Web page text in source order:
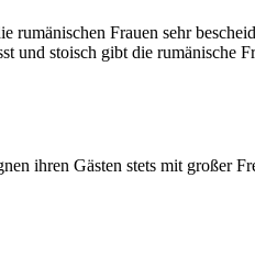
Frauen sehr
und stoisch gibt die rumänische
ihren Gästen stets mit großer